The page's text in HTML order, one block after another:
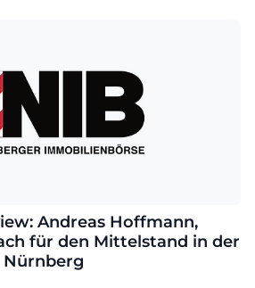
Andreas Hoffmann,
für den Mittelstand in der